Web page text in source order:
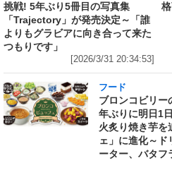
挑戦! 5年ぶり5冊目の写真集
「Trajectory」が発売決定～「誰
よりもグラビアに向き合って来た
つもりです」
[2026/3/31 20:34:53]
フード
ブロンコビリー
年ぶりに明日1
火炙り焼き芋を
ェ」に進化～ド
ーター、バタフ